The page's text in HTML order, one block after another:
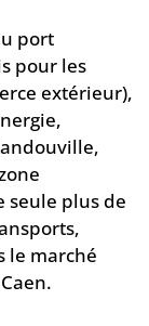
port
pour les
extérieur),
seule plus de
le marché